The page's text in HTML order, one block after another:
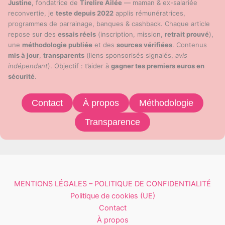
Justine, fondatrice de Tirelire Ailée — maman & ex-salariée
reconvertie, je teste depuis 2022 applis rémunératrices,
programmes de parrainage, banques & cashback. Chaque article
repose sur des essais réels (inscription, mission, retrait prouvé),
une méthodologie publiée et des sources vérifiées. Contenus
mis à jour, transparents (liens sponsorisés signalés, avis
indépendant). Objectif : t’aider à gagner tes premiers euros en
sécurité.
Contact À propos
Méthodologie
Transparence
MENTIONS LÉGALES – POLITIQUE DE CONFIDENTIALITÉ
Politique de cookies (UE)
Contact
À propos